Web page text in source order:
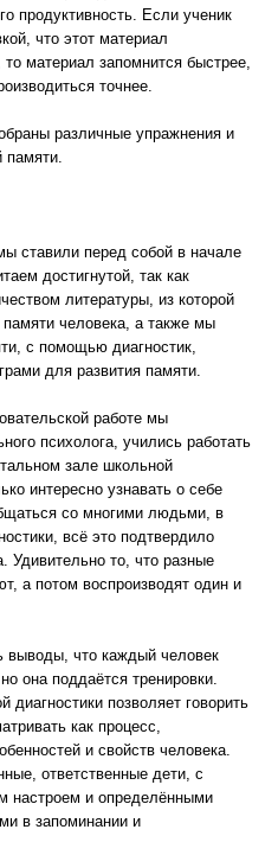
продуктивность. Если ученик
что этот материал
материал запомнится быстрее,
точнее.
различные упражнения и
памяти.
ставили перед собой в начале
достигнутой, так как
литературы, из которой
человека, а также мы
с помощью диагностик,
для развития памяти.
работе мы
психолога, учились работать
зале школьной
интересно узнавать о себе
со многими людьми, в
всё это подтвердило
Удивительно то, что разные
а потом воспроизводят один и
выводы, что каждый человек
она поддаётся тренировки.
диагностики позволяет говорить
как процесс,
и свойств человека.
ответственные дети, с
настроем и определёнными
в запоминании и